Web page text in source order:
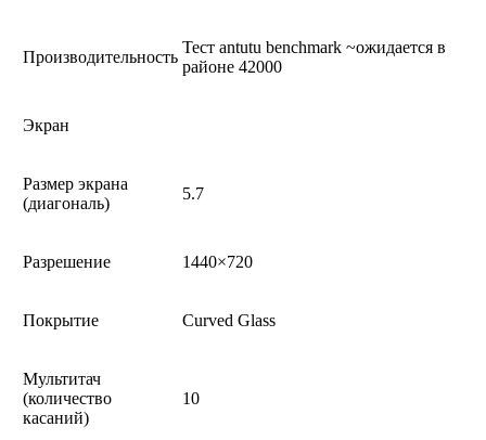
Производительность
Тест antutu benchmark ~ожидается в
районе 42000
Экран
Размер экрана
(диагональ)
5.7
Разрешение 1440×720
Покрытие Curved Glass
Мультитач
(количество
касаний)
10